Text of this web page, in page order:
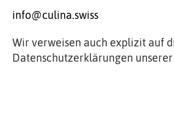
info@culina.swiss
Wir verweisen auch explizit auf
Datenschutzerklärungen